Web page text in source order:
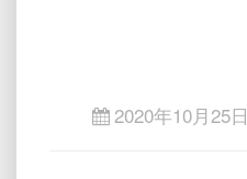
2020年10月25日